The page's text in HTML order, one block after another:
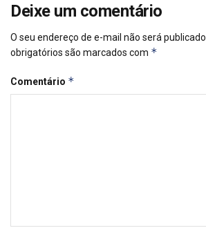
Deixe um comentário
O seu endereço de e-mail não será publicado.
obrigatórios são marcados com *
Comentário *